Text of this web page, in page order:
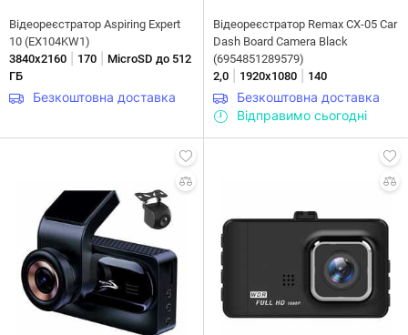
Відеореєстратор Aspiring Expert
10 (EX104KW1)
3840х2160
170
MicroSD до 512
ГБ
Безкоштовна доставка
Відеореєстратор Remax CX-05 Car
Dash Board Camera Black
(6954851289579)
2,0
1920x1080 140
Безкоштовна доставка
Відправимо сьогодні